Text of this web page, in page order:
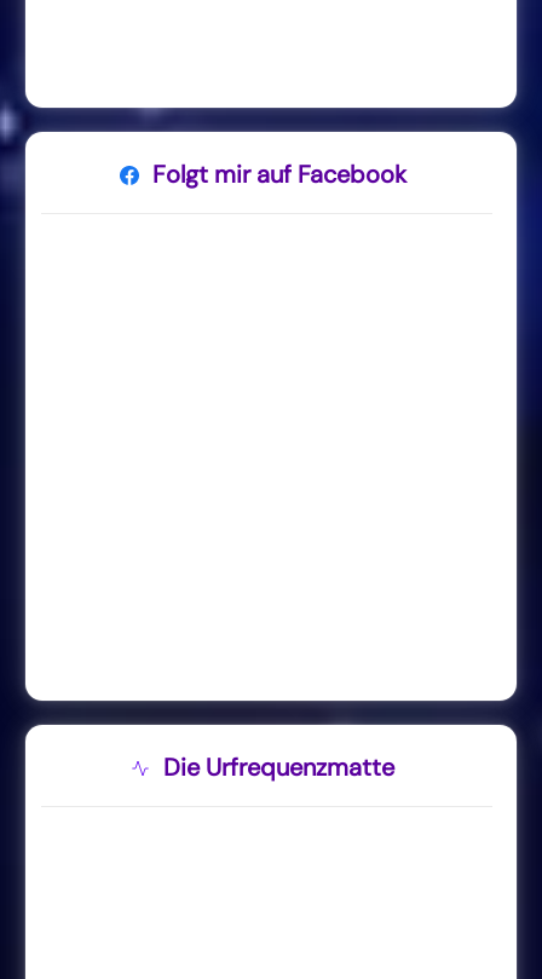
Folgt mir auf Facebook
Die Urfrequenzmatte